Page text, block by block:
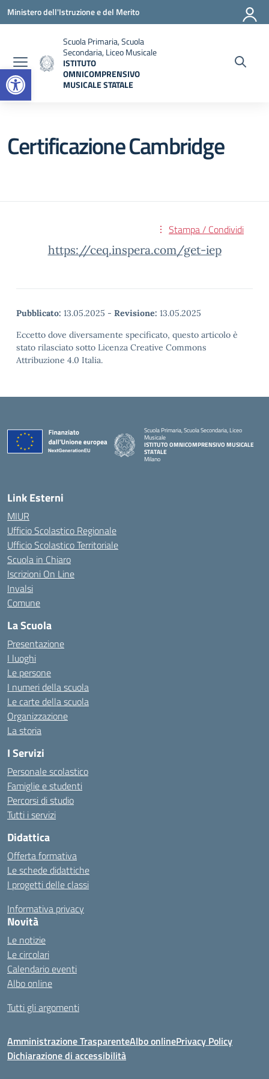
Open toolbar
Vai ai contenuti
Vai al menu di navigazione
Vai al footer
Ministero dell'Istruzione e del Merito
Scuola Primaria, Scuola
Secondaria, Liceo Musicale
ISTITUTO
OMNICOMPRENSIVO
MUSICALE STATALE
Certificazione Cambridge
Stampa / Condividi
https://ceq.inspera.com/get-iep
Pubblicato: 13.05.2025 - Revisione: 13.05.2025
Eccetto dove diversamente specificato, questo articolo è
stato rilasciato sotto Licenza Creative Commons
Attribuzione 4.0 Italia.
Scuola Primaria, Scuola Secondaria, Liceo
Musicale
ISTITUTO OMNICOMPRENSIVO MUSICALE
STATALE
Milano
Link Esterni
MIUR
Ufficio Scolastico Regionale
Ufficio Scolastico Territoriale
Scuola in Chiaro
Iscrizioni On Line
Invalsi
Comune
La Scuola
Presentazione
I luoghi
Le persone
I numeri della scuola
Le carte della scuola
Organizzazione
La storia
I Servizi
Personale scolastico
Famiglie e studenti
Percorsi di studio
Tutti i servizi
Didattica
Offerta formativa
Le schede didattiche
I progetti delle classi
Informativa privacy
Novità
Le notizie
Le circolari
Calendario eventi
Albo online
Tutti gli argomenti
Amministrazione TrasparenteAlbo onlinePrivacy Policy
Dichiarazione di accessibilità